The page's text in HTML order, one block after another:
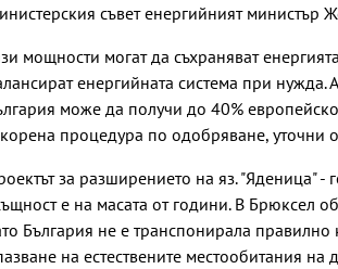
съвет енергийният министър
мощности могат да съхраняват
енергийната система при
може да получи до 40%
процедура по одобряване, уточни
за разширението на яз. "Яденица"
е на масата от години. В Брюксел
България не е транспонирала
на естествените местообитания